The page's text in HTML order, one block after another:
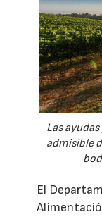
Las
admisible
El